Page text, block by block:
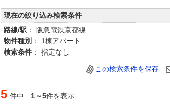
現在の絞り込み検索条件
路線/駅 ： 阪急電鉄京都線
物件種別 ： 1棟アパート
検索条件 ： 指定なし
この検索条件を保存
5 件中 1～5件を表示